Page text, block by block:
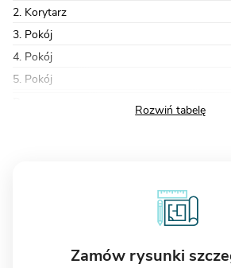
2. Korytarz
3. Pokój
4. Pokój
5. Pokój
Zamów rysunki